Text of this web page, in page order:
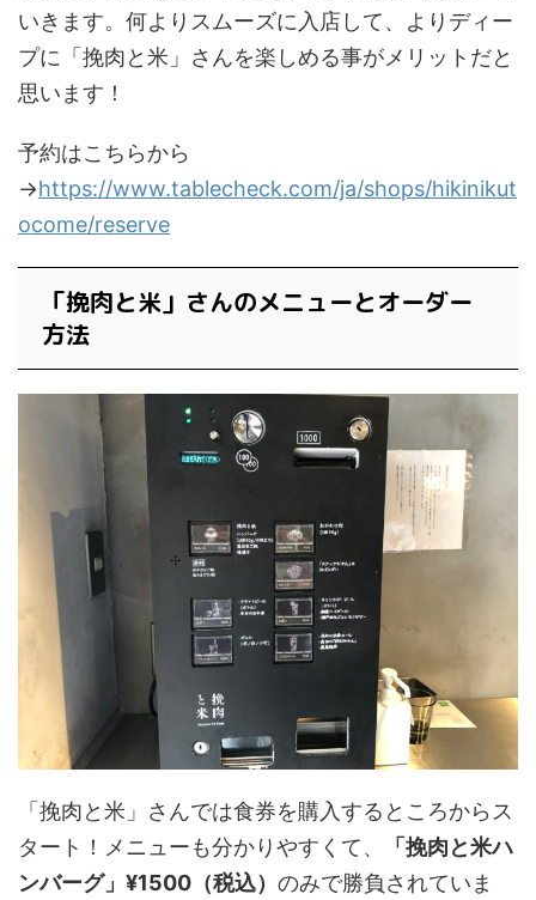
いきます。何よりスムーズに入店して、よりディー
プに「挽肉と米」さんを楽しめる事がメリットだと
思います！
予約はこちらから
→https://www.tablecheck.com/ja/shops/hikinikut
ocome/reserve
「挽肉と米」さんのメニューとオーダー
方法
「挽肉と米」さんでは食券を購入するところからス
タート！メニューも分かりやすくて、
「挽肉と米ハ
ンバーグ」¥1500（税込） のみで勝負されていま